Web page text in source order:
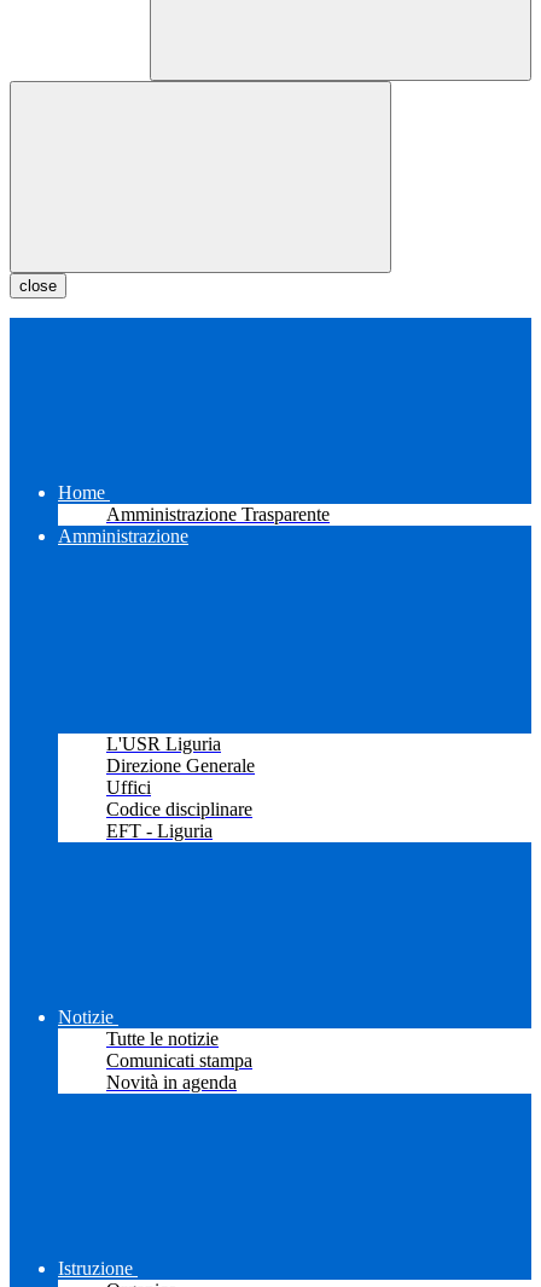
close
Home
Amministrazione Trasparente
Amministrazione
L'USR Liguria
Direzione Generale
Uffici
Codice disciplinare
EFT - Liguria
Notizie
Tutte le notizie
Comunicati stampa
Novità in agenda
Istruzione